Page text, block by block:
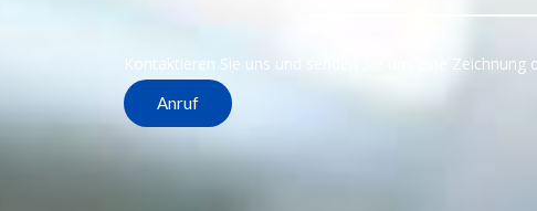
Kontaktieren Sie uns und senden Sie uns eine
Anruf